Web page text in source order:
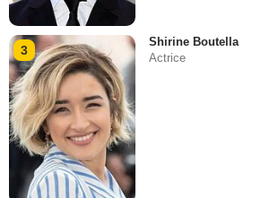
3
Shirine Boutella
Actrice